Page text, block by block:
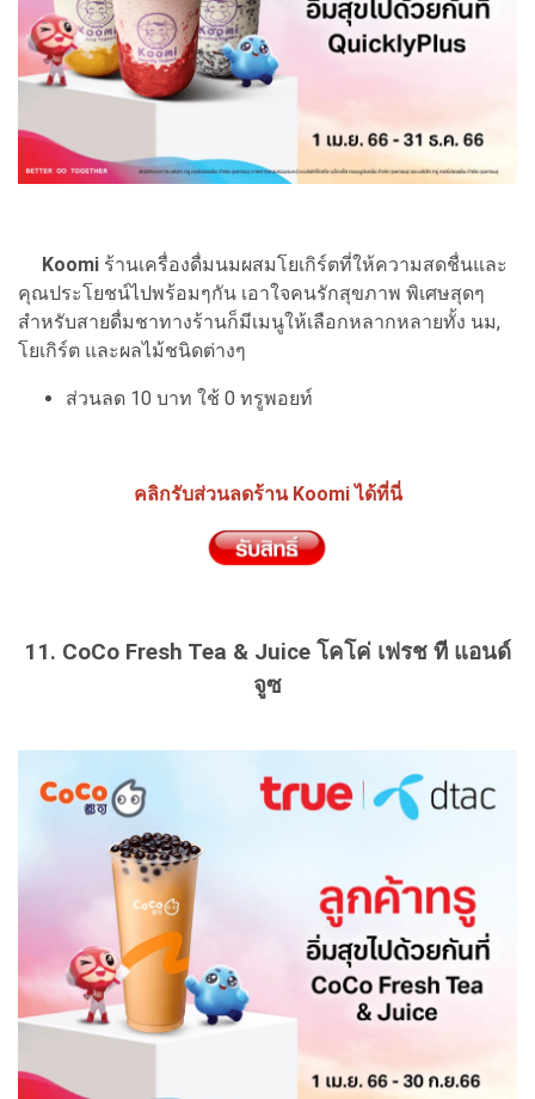
Koomi ร้านเครื่องดื่มนมผสมโยเกิร์ตที่ให้ความสดชื่นและ
คุณประโยชน์ไปพร้อมๆกัน เอาใจคนรักสุขภาพ พิเศษสุดๆ
สำหรับสายดื่มชาทางร้านก็มีเมนูให้เลือกหลากหลายทั้ง นม,
โยเกิร์ต และผลไม้ชนิดต่างๆ
ส่วนลด 10 บาท ใช้ 0 ทรูพอยท์
คลิกรับส่วนลดร้าน Koomi ได้ที่นี่
11. CoCo Fresh Tea & Juice โคโค่ เฟรช ที แอนด์
จูซ